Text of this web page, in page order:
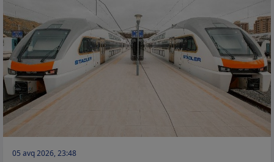
05 avq 2026, 23:48